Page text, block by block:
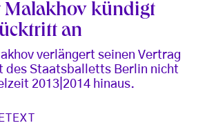
kündigt
an
verlängert seinen Vertrag
des Staatsballetts Berlin nicht
2013|2014 hinaus.